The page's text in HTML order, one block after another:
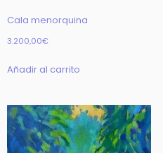
Cala menorquina
3.200,00€
Añadir al carrito